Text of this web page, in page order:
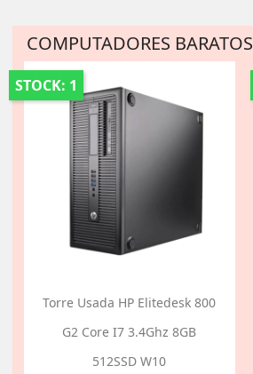
COMPUTADORES BARATOS
STOCK: 1
Torre Usada HP Elitedesk 800
G2 Core I7 3.4Ghz 8GB
512SSD W10